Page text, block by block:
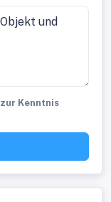
zur Kenntnis